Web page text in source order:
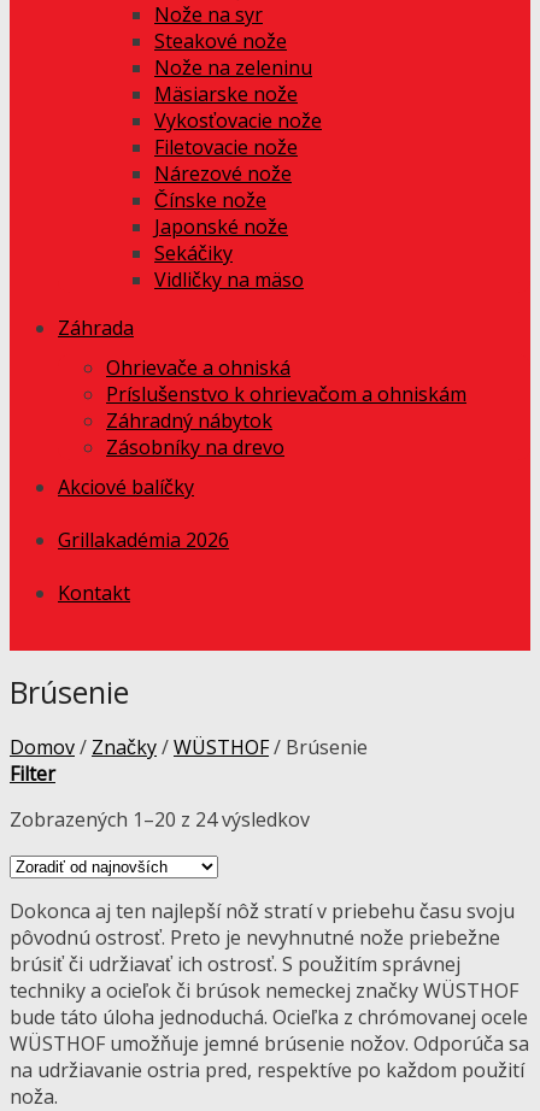
Nože na syr
Steakové nože
Nože na zeleninu
Mäsiarske nože
Vykosťovacie nože
Filetovacie nože
Nárezové nože
Čínske nože
Japonské nože
Sekáčiky
Vidličky na mäso
Záhrada
Ohrievače a ohniská
Príslušenstvo k ohrievačom a ohniskám
Záhradný nábytok
Zásobníky na drevo
Akciové balíčky
Grillakadémia 2026
Kontakt
Brúsenie
Domov/ Značky/WÜSTHOF/ Brúsenie
Filter
Zobrazených 1–20 z 24 výsledkov
Dokonca aj ten najlepší nôž stratí v priebehu času svoju
pôvodnú ostrosť. Preto je nevyhnutné nože priebežne
brúsiť či udržiavať ich ostrosť. S použitím správnej
techniky a ocieľok či brúsok nemeckej značky WÜSTHOF
bude táto úloha jednoduchá. Ocieľka z chrómovanej ocele
WÜSTHOF umožňuje jemné brúsenie nožov. Odporúča sa
na udržiavanie ostria pred, respektíve po každom použití
noža.